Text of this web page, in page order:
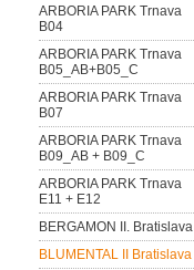
ARBORIA PARK Trnava
B04
ARBORIA PARK Trnava
B05_AB+B05_C
ARBORIA PARK Trnava
B07
ARBORIA PARK Trnava
B09_AB + B09_C
ARBORIA PARK Trnava
E11 + E12
BERGAMON II. Bratislava
BLUMENTAL II Bratislava